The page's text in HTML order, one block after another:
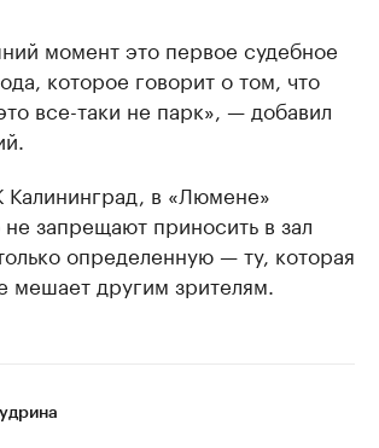
момент это первое судебное
которое говорит о том, что
все-таки не парк», — добавил
Калининград, в «Люмене»
не запрещают приносить в зал
определенную — ту, которая
мешает другим зрителям.